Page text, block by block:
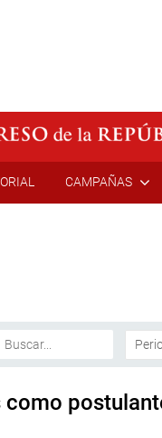
CAMPAÑAS